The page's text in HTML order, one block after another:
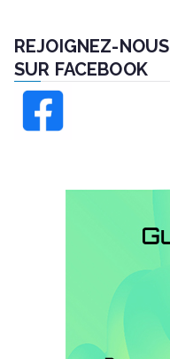
REJOIGNEZ-NOUS
SUR FACEBOOK